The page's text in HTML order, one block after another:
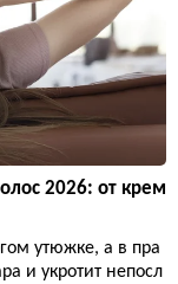
2026: от крем
утюжке, а в пра
и укротит непосл